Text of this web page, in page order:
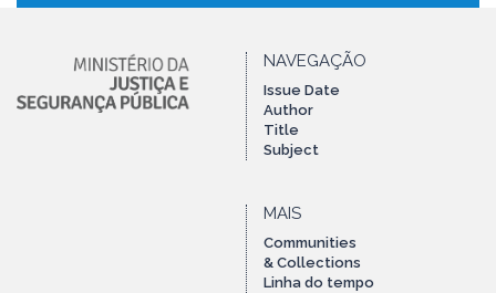
NAVEGAÇÃO
Issue Date
Author
Title
Subject
MAIS
Communities
& Collections
Linha do tempo